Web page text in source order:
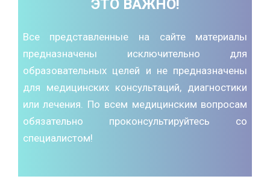
ЭТО ВАЖНО!
Все представленные на сайте материалы
предназначены исключительно для
образовательных целей и не предназначены
для медицинских консультаций, диагностики
или лечения. По всем медицинским вопросам
обязательно проконсультируйтесь со
специалистом!